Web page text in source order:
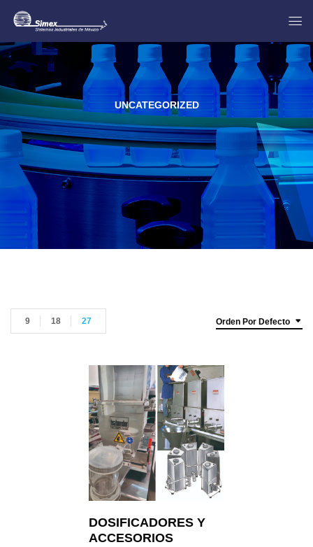
UNCATEGORIZED
Orden Por Defecto
9 18 27
DOSIFICADORES Y
ACCESORIOS